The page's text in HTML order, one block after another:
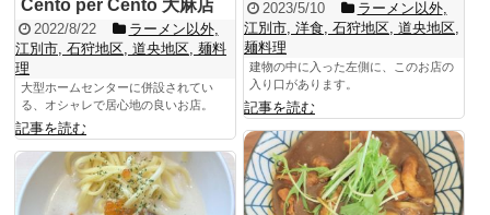
2023/5/10 ラーメン以外,
江別市, 洋食, 石狩地区, 道央地区,
麺料理
建物の中に入った左側に、このお店の
入り口があります。
記事を読む
Cento per Cento 大麻店
2022/8/22 ラーメン以外,
江別市, 石狩地区, 道央地区, 麺料
理
大型ホームセンターに併設されてい
る、オシャレで居心地の良いお店。
記事を読む